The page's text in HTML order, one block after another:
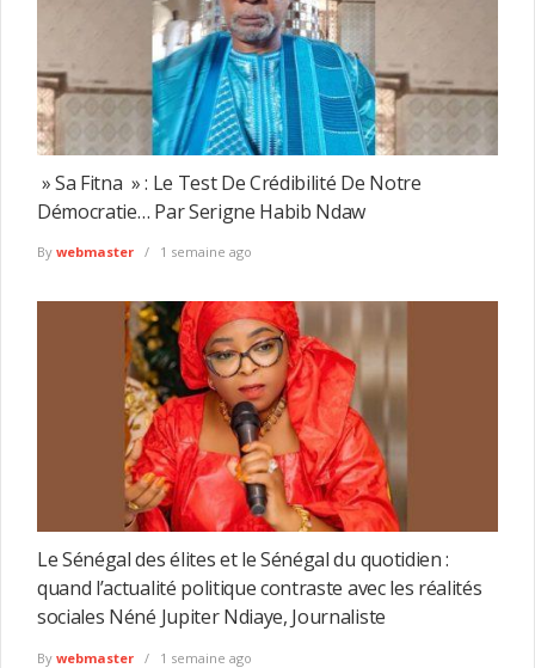
» Sa Fitna » : Le Test De Crédibilité De Notre
Démocratie… Par Serigne Habib Ndaw
By webmaster 1 semaine ago
Le Sénégal des élites et le Sénégal du quotidien :
quand l’actualité politique contraste avec les réalités
sociales Néné Jupiter Ndiaye, Journaliste
By webmaster 1 semaine ago